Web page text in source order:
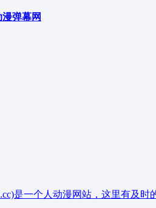
弹幕网
是一个人动漫网站，这里有及